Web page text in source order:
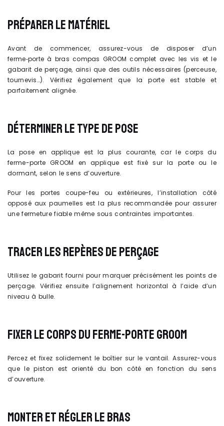
PRÉPARER LE MATÉRIEL
Avant de commencer, assurez-vous de disposer d’un
ferme‑porte à bras compas GROOM complet avec les vis et le
gabarit de perçage, ainsi que des outils nécessaires (perceuse,
tournevis…). Vérifiez également que la porte est stable et
parfaitement alignée.
DÉTERMINER LE TYPE DE POSE
La pose en applique est la plus courante, car le corps du
ferme-porte GROOM en applique est fixé sur la porte ou le
dormant, selon le sens d’ouverture.
Pour les portes coupe-feu ou extérieures, l’installation côté
opposé aux paumelles est la plus recommandée pour assurer
une fermeture fiable même sous contraintes importantes.
TRACER LES REPÈRES DE PERÇAGE
Utilisez le gabarit fourni pour marquer précisément les points de
perçage. Vérifiez ensuite l’alignement horizontal à l’aide d’un
niveau à bulle.
FIXER LE CORPS DU FERME-PORTE GROOM
Percez et fixez solidement le boîtier sur le vantail. Assurez-vous
que le piston est orienté du bon côté en fonction du sens
d’ouverture.
MONTER ET RÉGLER LE BRAS